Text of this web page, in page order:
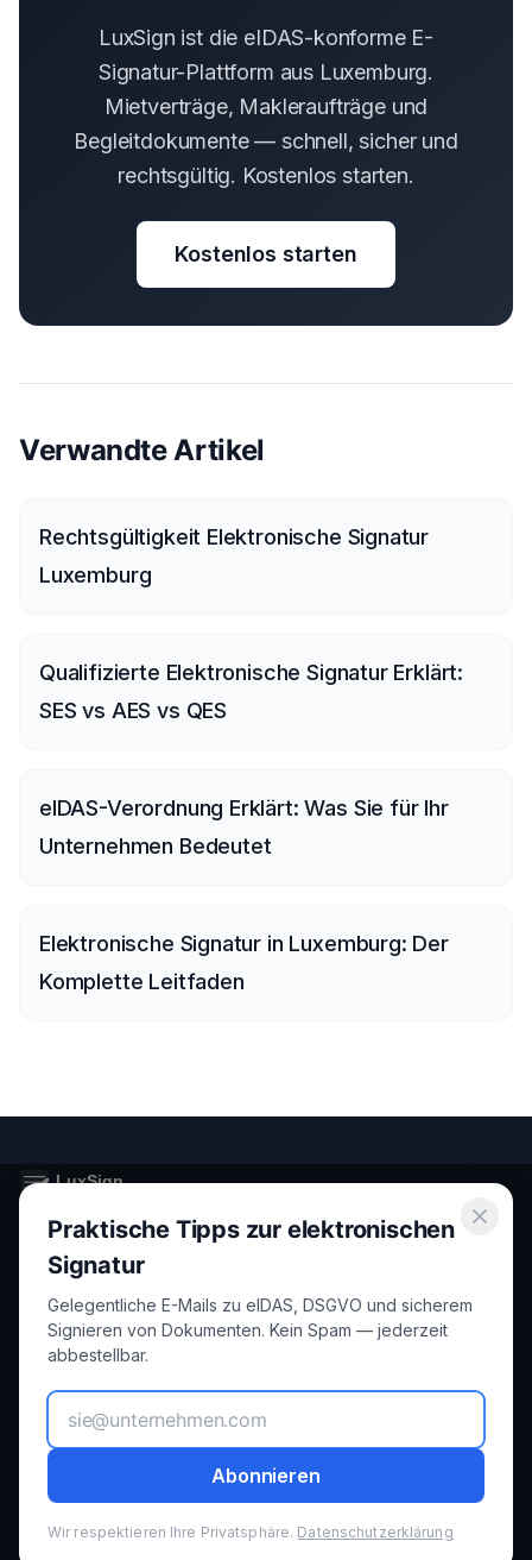
LuxSign ist die eIDAS-konforme E-
Signatur-Plattform aus Luxemburg.
Mietverträge, Makleraufträge und
Begleitdokumente — schnell, sicher und
rechtsgültig. Kostenlos starten.
Kostenlos starten
Verwandte Artikel
Rechtsgültigkeit Elektronische Signatur
Luxemburg
Qualifizierte Elektronische Signatur Erklärt:
SES vs AES vs QES
eIDAS-Verordnung Erklärt: Was Sie für Ihr
Unternehmen Bedeutet
Elektronische Signatur in Luxemburg: Der
Komplette Leitfaden
Praktische Tipps zur elektronischen
Signatur
Gelegentliche E-Mails zu eIDAS, DSGVO und sicherem
Signieren von Dokumenten. Kein Spam — jederzeit
abbestellbar.
Abonnieren
Wir respektieren Ihre Privatsphäre. Datenschutzerklärung
Secure electronic signatures for Luxembourg and the European
Union.
Product
How it Works
Pricing
Legal